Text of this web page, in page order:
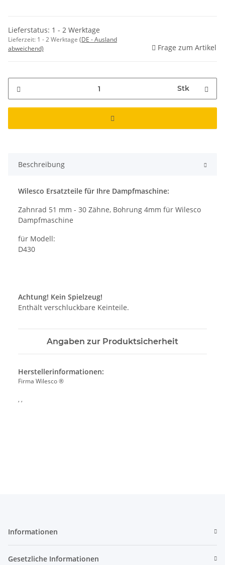
Lieferstatus: 1 - 2 Werktage
Lieferzeit: 1 - 2 Werktage (DE - Ausland
abweichend)
Frage zum Artikel
Stk
Beschreibung
Wilesco Ersatzteile für Ihre Dampfmaschine:
Zahnrad 51 mm - 30 Zähne, Bohrung 4mm für Wilesco
Dampfmaschine
für Modell:
D430
Achtung! Kein Spielzeug!
Enthält verschluckbare Keinteile.
Angaben zur Produktsicherheit
Herstellerinformationen:
Firma Wilesco ®
, ,
Informationen
Gesetzliche Informationen